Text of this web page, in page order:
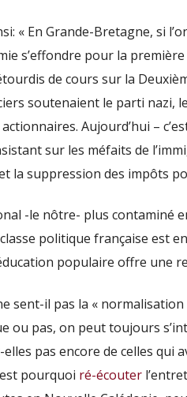
« En Grande-Bretagne, si
s’effondre pour la
de cours sur la
soutenaient le parti nazi,
Aujourd’hui –
sur les méfaits de
la suppression des impôts
-le nôtre- plus contaminé
classe politique française est
populaire offre une
sent-il pas la «
ou pas, on peut toujours
pas encore de celles qui
pourquoi ré-écouter